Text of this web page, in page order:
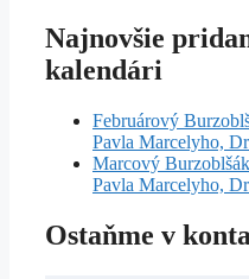
Najnovšie
kalendári
Februárový
Pavla Marcelyho,
Marcový
Pavla Marcelyho,
Ostaňme v